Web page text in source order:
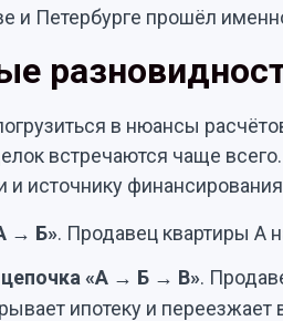
и Петербурге прошёл
в нюансы
встречаются чаще
и источнику
→ Б». Продавец квартиры А
«А → Б → В».
ипотеку и переезжает